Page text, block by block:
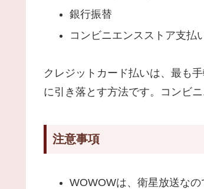
銀行振替
コンビニエンスストア支払
クレジットカード払いは、最も
に引き落とす方法です。コンビ
注意事項
WOWOWは、衛星放送なの